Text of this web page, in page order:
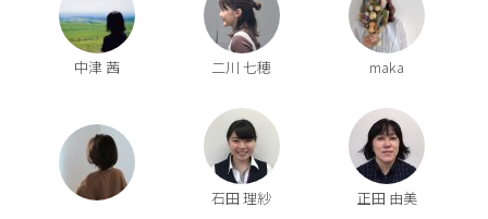
中津 茜 二川 七穂 maka
石田 理紗 正田 由美